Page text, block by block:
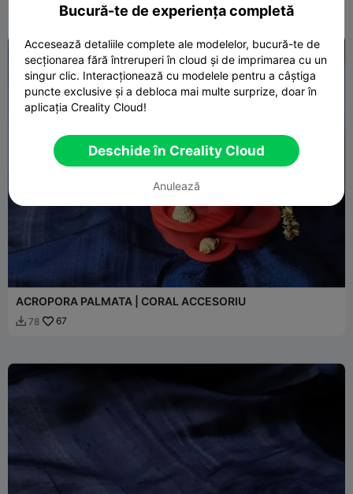
ACROPORA PALMATA | CORAL ACCESORIU
 78 67
Bucură-te de experiența completă
Accesează detaliile complete ale modelelor, bucură-te de
secționarea fără întreruperi în cloud și de imprimarea cu un
singur clic. Interacționează cu modelele pentru a câștiga
puncte exclusive și a debloca mai multe surprize, doar în
aplicația Creality Cloud!
Deschide în Creality Cloud
Anulează